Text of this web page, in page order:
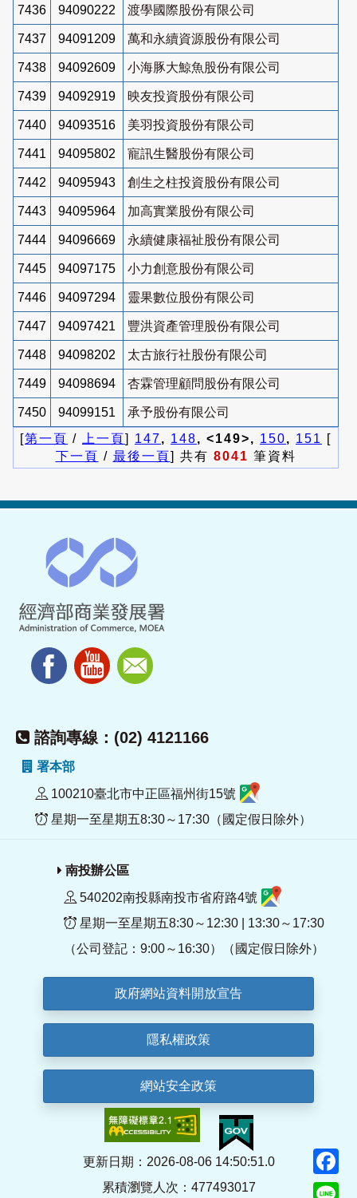
7436 94090222 渡學國際股份有限公司
7437 94091209 萬和永續資源股份有限公司
7438 94092609 小海豚大鯨魚股份有限公司
7439 94092919 映友投資股份有限公司
7440 94093516 美羽投資股份有限公司
7441 94095802 寵訊生醫股份有限公司
7442 94095943 創生之柱投資股份有限公司
7443 94095964 加高實業股份有限公司
7444 94096669 永續健康福祉股份有限公司
7445 94097175 小力創意股份有限公司
7446 94097294 靈果數位股份有限公司
7447 94097421 豐洪資產管理股份有限公司
7448 94098202 太古旅行社股份有限公司
7449 94098694 杏霖管理顧問股份有限公司
7450 94099151
承予股份有限公司
[第一頁 / 上一頁] 147, 148, <149>, 150, 151
[
下一頁 / 最後一頁] 共有 8041 筆資料
諮詢專線：(02) 4121166
署本部
100210臺北市中正區福州街15號
星期一至星期五8:30～17:30（國定假日除外）
南投辦公區
540202南投縣南投市省府路4號
星期一至星期五8:30～12:30 | 13:30～17:30
（公司登記：9:00～16:30）（國定假日除外）
政府網站資料開放宣告
隱私權政策
網站安全政策
更新日期：2026-08-06 14:50:51.0
累積瀏覽人次：477493017